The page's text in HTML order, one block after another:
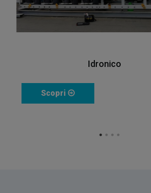
Idronico
Scopri